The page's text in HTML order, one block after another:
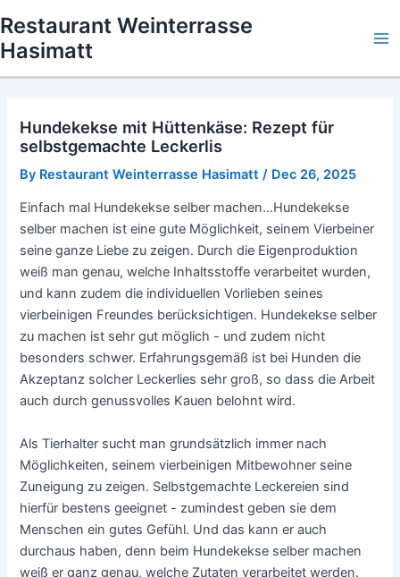
to
content
Restaurant Weinterrasse
Hasimatt
Hundekekse mit Hüttenkäse: Rezept für
selbstgemachte Leckerlis
By Restaurant Weinterrasse Hasimatt / Dec 26, 2025
Einfach mal Hundekekse selber machen…Hundekekse
selber machen ist eine gute Möglichkeit, seinem Vierbeiner
seine ganze Liebe zu zeigen. Durch die Eigenproduktion
weiß man genau, welche Inhaltsstoffe verarbeitet wurden,
und kann zudem die individuellen Vorlieben seines
vierbeinigen Freundes berücksichtigen. Hundekekse selber
zu machen ist sehr gut möglich - und zudem nicht
besonders schwer. Erfahrungsgemäß ist bei Hunden die
Akzeptanz solcher Leckerlies sehr groß, so dass die Arbeit
auch durch genussvolles Kauen belohnt wird.
Als Tierhalter sucht man grundsätzlich immer nach
Möglichkeiten, seinem vierbeinigen Mitbewohner seine
Zuneigung zu zeigen. Selbstgemachte Leckereien sind
hierfür bestens geeignet - zumindest geben sie dem
Menschen ein gutes Gefühl. Und das kann er auch
durchaus haben, denn beim Hundekekse selber machen
weiß er ganz genau, welche Zutaten verarbeitet werden.